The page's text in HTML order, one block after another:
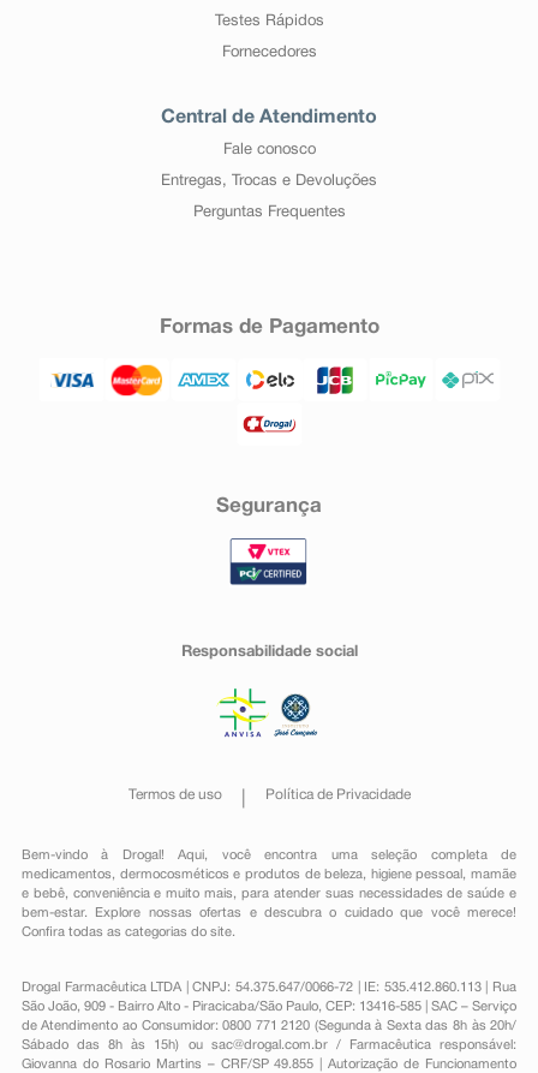
Testes Rápidos
Fornecedores
Central de Atendimento
Fale conosco
Entregas, Trocas e Devoluções
Perguntas Frequentes
Formas de Pagamento
Segurança
Responsabilidade social
Termos de uso Política de Privacidade
Bem-vindo à Drogal! Aqui, você encontra uma seleção completa de
medicamentos , dermocosméticos e produtos de beleza, higiene pessoal ,mamãe
e bebê, conveniênciae muito mais, para atender suas necessidades de saúde e
bem-estar. Explore nossas ofertas e descubra o cuidado que você merece!
Confira todas as categorias do site.
Drogal Farmacêutica LTDA | CNPJ: 54.375.647/0066-72 | IE: 535.412.860.113 | Rua
São João, 909 - Bairro Alto - Piracicaba/São Paulo, CEP: 13416-585 | SAC – Serviço
de Atendimento ao Consumidor: 0800 771 2120 (Segunda à Sexta das 8h às 20h/
Sábado das 8h às 15h) ou sac@drogal.com.br/ Farmacêutica responsável:
Giovanna do Rosario Martins – CRF/SP 49.855 | Autorização de Funcionamento